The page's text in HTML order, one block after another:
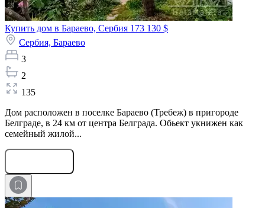
Купить дом в Бараево, Сербия 173 130 $
Сербия, Бараево
3
2
135
Дом расположен в поселке Бараево (Требеж) в пригороде
Белграде, в 24 км от центра Белграда. Обьект укнижен как
семейный жилой...